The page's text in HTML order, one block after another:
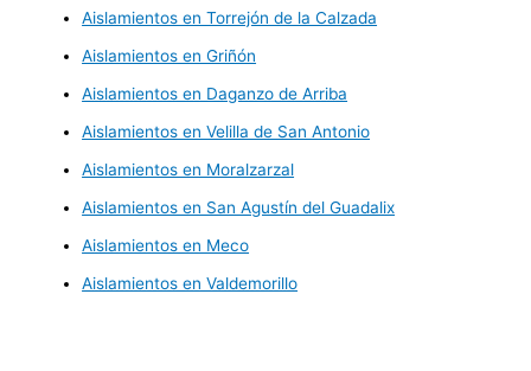
Aislamientos en Torrejón de la Calzada
Aislamientos en Griñón
Aislamientos en Daganzo de Arriba
Aislamientos en Velilla de San Antonio
Aislamientos en Moralzarzal
Aislamientos en San Agustín del Guadalix
Aislamientos en Meco
Aislamientos en Valdemorillo